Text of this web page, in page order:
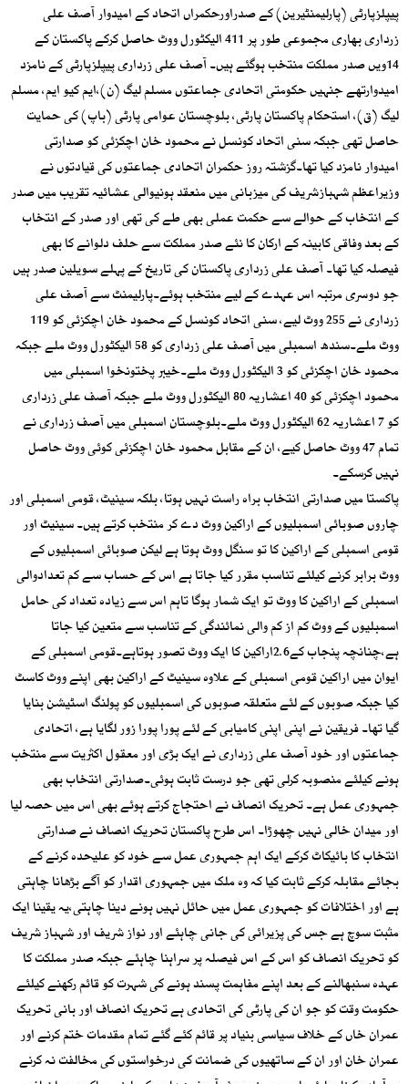
پیپلزپارٹی (پارلیمنٹیرین) کے صدراورحکمراں اتحاد کے امیدوار آصف علی
زرداری بھاری مجموعی طور پر 411 الیکٹورل ووٹ حاصل کرکے پاکستان کے
14ویں صدر مملکت منتخب ہوگئے ہیں۔ آصف علی زرداری پیپلزپارٹی کے نامزد
امیدوارتھے جنہیں حکومتی اتحادی جماعتوں مسلم لیگ (ن)،ایم کیو ایم، مسلم
لیگ (ق)، استحکام پاکستان پارٹی، بلوچستان عوامی پارٹی (باپ) کی حمایت
حاصل تھی جبکہ سنی اتحاد کونسل نے محمود خان اچکزئی کو صدارتی
امیدوار نامزد کیا تھا۔گزشتہ روز حکمران اتحادی جماعتوں کی قیادتوں نے
وزیراعظم شہبازشریف کی میزبانی میں منعقد ہونیوالی عشائیہ تقریب میں صدر
کے انتخاب کے حوالے سے حکمت عملی بھی طے کی تھی اور صدر کے انتخاب
کے بعد وفاقی کابینہ کے ارکان کا نئے صدر مملکت سے حلف دلوانے کا بھی
فیصلہ کیا تھا۔ آصف علی زرداری پاکستان کی تاریخ کے پہلے سویلین صدر ہیں
جو دوسری مرتبہ اس عہدے کے لیے منتخب ہوئے۔پارلیمنٹ سے آصف علی
زرداری نے 255 ووٹ لیے، سنی اتحاد کونسل کے محمود خان اچکزئی کو 119
ووٹ ملے۔سندھ اسمبلی میں آصف علی زرداری کو 58 الیکٹورل ووٹ ملے جبکہ
محمود خان اچکزئی کو 3 الیکٹورل ووٹ ملے۔خیبر پختونخوا اسمبلی میں
محمود اچکزئی کو 40 اعشاریہ 80 الیکٹورل ووٹ ملے جبکہ آصف علی زرداری
کو 7 اعشاریہ 62 الیکٹورل ووٹ ملے۔بلوچستان اسمبلی میں آصف زرداری نے
تمام 47 ووٹ حاصل کیے، ان کے مقابل محمود خان اچکزئی کوئی ووٹ حاصل
نہیں کرسکے۔
پاکستا میں صدارتی انتخاب براہ راست نہیں ہوتا، بلکہ سینیٹ، قومی اسمبلی اور
چاروں صوبائی اسمبلیوں کے اراکین ووٹ دے کر منتخب کرتے ہیں۔ سینیٹ اور
قومی اسمبلی کے اراکین کا تو سنگل ووٹ ہوتا ہے لیکن صوبائی اسمبلیوں کے
ووٹ برابر کرنے کیلئے تناسب مقرر کیا جاتا ہے اس کے حساب سے کم تعدادوالی
اسمبلی کے اراکین کا ووٹ تو ایک شمار ہوگا تاہم اس سے زیادہ تعداد کی حامل
اسمبلیوں کے ووٹ کم از کم والی نمائندگی کے تناسب سے متعین کیا جاتا
ہے،چنانچہ پنجاب کے2.6اراکین کا ایک ووٹ تصور ہوتاہے۔قومی اسمبلی کے
ایوان میں اراکین قومی اسمبلی کے علاوہ سینیٹ کے اراکین بھی اپنے ووٹ کاسٹ
کیا جبکہ صوبوں کے لئے متعلقہ صوبوں کی اسمبلیوں کو پولنگ اسٹیشن بنایا
گیا تھا۔ فریقین نے اپنی اپنی کامیابی کے لئے پورا پورا زور لگایا ہے، اتحادی
جماعتوں اور خود آصف علی زرداری نے ایک بڑی اور معقول اکثریت سے منتخب
ہونے کیلئے منصوبہ کرلی تھی جو درست ثابت ہوئی۔صدارتی انتخاب بھی
جمہوری عمل ہے۔ تحریک انصاف نے احتجاج کرتے ہوئے بھی اس میں حصہ لیا
اور میدان خالی نہیں چھوڑا۔ اس طرح پاکستان تحریک انصاف نے صدارتی
انتخاب کا بائیکاٹ کرکے ایک اہم جمہوری عمل سے خود کو علیحدہ کرنے کے
بجائے مقابلہ کرکے ثابت کیا کہ وہ ملک میں جمہوری اقدار کو آگے بڑھانا چاہتی
ہے اور اختلافات کو جمہوری عمل میں حائل نہیں ہونے دینا چاہتی،یہ یقینا ایک
مثبت سوچ ہے جس کی پزیرائی کی جانی چاہئے اور نواز شریف اور شہباز شریف
کو تحریک انصاف کو اس کے اس فیصلہ پر سراہنا چاہئے جبکہ صدر مملکت کا
عہدہ سنبھالنے کے بعد اپنے مفاہمت پسند ہونے کی شہرت کو قائم رکھنے کیلئے
حکومت وقت کو جو ان کی پارٹی کی اتحادی ہے تحریک انصاف اور بانی تحریک
عمران خاں کے خلاف سیاسی بنیاد پر قائم کئے گئے تمام مقدمات ختم کرنے اور
عمران خان اور ان کے ساتھیوں کی ضمانت کی درخواستوں کی مخالفت نہ کرنے